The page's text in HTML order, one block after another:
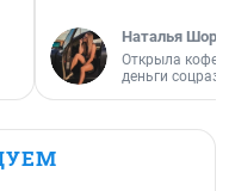
Наталья
Открыла
деньги